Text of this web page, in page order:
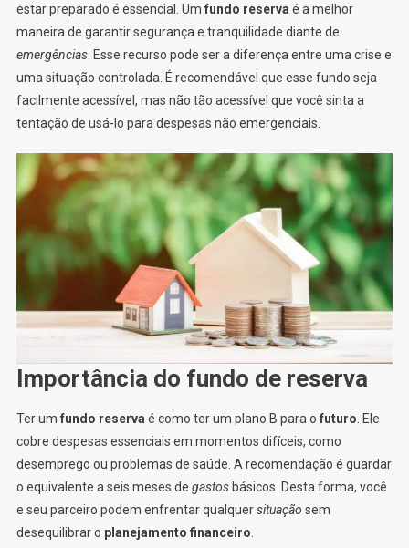
estar preparado é essencial. Um fundo reserva é a melhor
maneira de garantir segurança e tranquilidade diante de
emergências. Esse recurso pode ser a diferença entre uma crise e
uma situação controlada. É recomendável que esse fundo seja
facilmente acessível, mas não tão acessível que você sinta a
tentação de usá-lo para despesas não emergenciais.
Importância do fundo de reserva
Ter um fundo reserva é como ter um plano B para o futuro. Ele
cobre despesas essenciais em momentos difíceis, como
desemprego ou problemas de saúde. A recomendação é guardar
o equivalente a seis meses de gastosbásicos. Desta forma, você
e seu parceiro podem enfrentar qualquersituação sem
desequilibrar o planejamento financeiro.